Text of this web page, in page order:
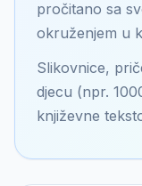
pročitano sa
okruženjem u
Slikovnice,
djecu (npr.
književne